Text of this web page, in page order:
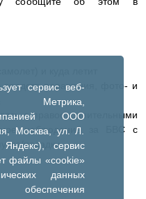
сервис веб-
Метрика,
ООО
Москва, ул. Л.
сервис
файлы «cookie»
данных
и куда летит
поражения, фото- и
с правоохранительными
наблюдение за БВС с
посадки.